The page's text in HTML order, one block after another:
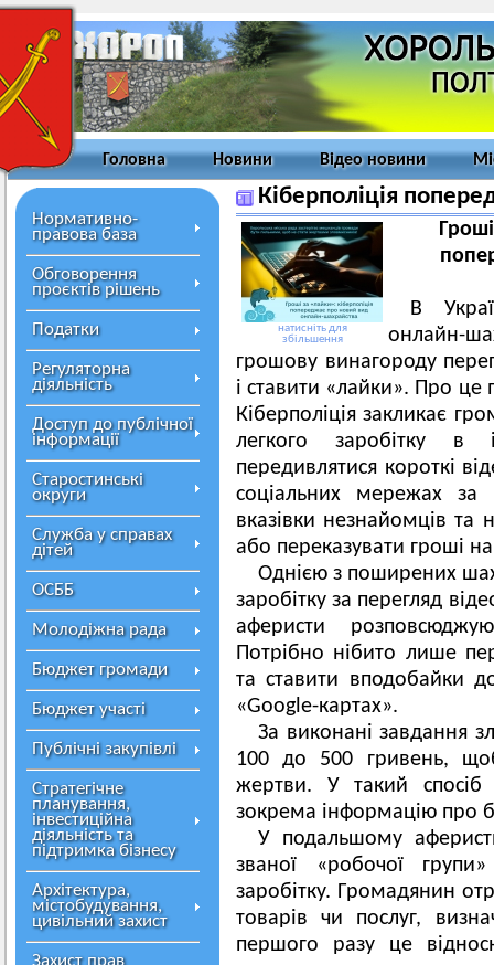
Головна Новини Відео новини
Нормативно-
правова база
Обговорення
проєктів рішень
Податки
Регуляторна
діяльність
Доступ до публічної
інформації
Старостинські
округи
Служба у справах
дітей
ОСББ
Молодіжна рада
Бюджет громади
Бюджет участі
Публічні закупівлі
Стратегічне
планування,
інвестиційна
діяльність та
підтримка бізнесу
Архітектура,
містобудування,
цивільний захист
Захист прав
Кіберполіція
натисніть для
збільшення
В
онлайн-
грошову винагороду
і ставити «лайки». Про це
Кіберполіція закликає
легкого заробітку в
передивлятися короткі
соціальних мережах за
вказівки незнайомців та
або переказувати гроші
Однією з поширених
заробітку за перегляд
аферисти
Потрібно нібито лише
та ставити вподобайки
«Google-картах».
За виконані завдання
100 до 500 гривень,
жертви. У такий спосіб
зокрема інформацію про
У подальшому
званої «робочої
заробітку. Громадянин
товарів чи послуг,
першого разу це